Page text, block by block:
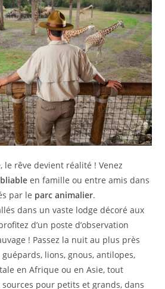
, le rêve devient réalité ! Venez
en famille ou entre amis dans
par le parc animalier.
dans un vaste lodge décoré aux
d’un poste d’observation
! Passez la nuit au plus près
lions, gnous, antilopes,
en Afrique ou en Asie, tout
pour petits et grands, dans